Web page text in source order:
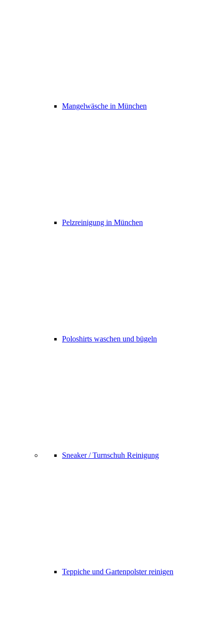
Mangelwäsche in München
Pelzreinigung in München
Poloshirts waschen und bügeln
Sneaker / Turnschuh Reinigung
Teppiche und Gartenpolster reinigen